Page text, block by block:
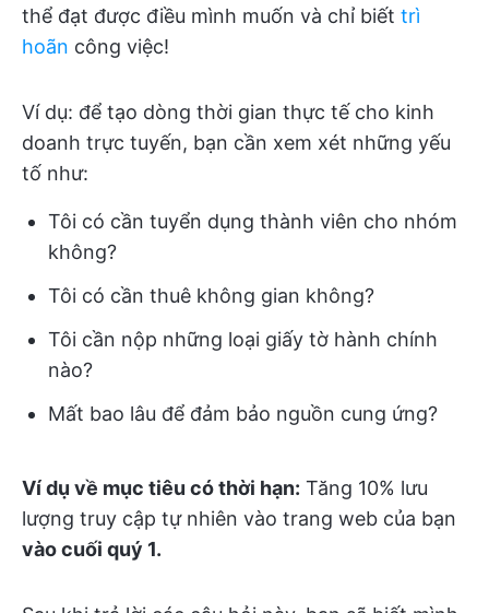
thể đạt được điều mình muốn và chỉ biết trì
hoãn công việc!
Ví dụ: để tạo dòng thời gian thực tế cho kinh
doanh trực tuyến, bạn cần xem xét những yếu
tố như:
Tôi có cần tuyển dụng thành viên cho nhóm
không?
Tôi có cần thuê không gian không?
Tôi cần nộp những loại giấy tờ hành chính
nào?
Mất bao lâu để đảm bảo nguồn cung ứng?
Ví dụ về mục tiêu có thời hạn: Tăng 10% lưu
lượng truy cập tự nhiên vào trang web của bạn
vào cuối quý 1.